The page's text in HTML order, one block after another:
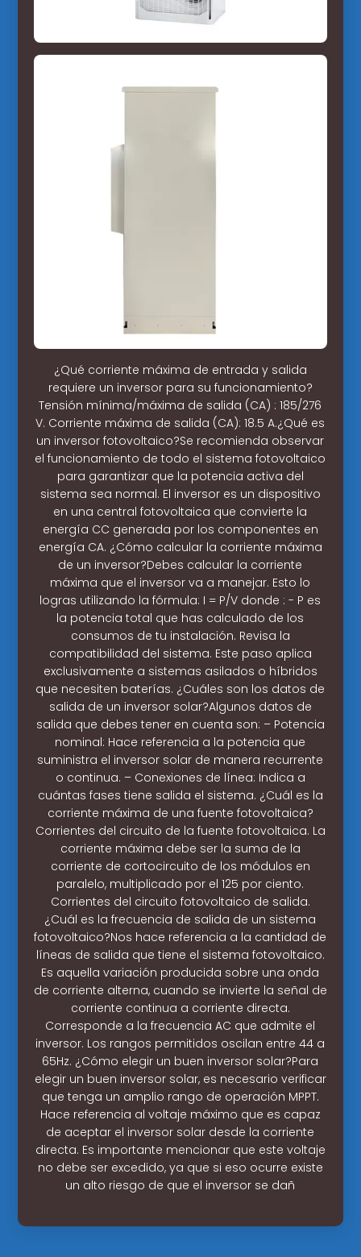
¿Qué corriente máxima de entrada y salida
requiere un inversor para su funcionamiento?
Tensión mínima/máxima de salida (CA) : 185/276
V. Corriente máxima de salida (CA): 18.5 A.¿Qué es
un inversor fotovoltaico?Se recomienda observar
el funcionamiento de todo el sistema fotovoltaico
para garantizar que la potencia activa del
sistema sea normal. El inversor es un dispositivo
en una central fotovoltaica que convierte la
energía CC generada por los componentes en
energía CA. ¿Cómo calcular la corriente máxima
de un inversor?Debes calcular la corriente
máxima que el inversor va a manejar. Esto lo
logras utilizando la fórmula: I = P/V donde : - P es
la potencia total que has calculado de los
consumos de tu instalación. Revisa la
compatibilidad del sistema. Este paso aplica
exclusivamente a sistemas asilados o híbridos
que necesiten baterías. ¿Cuáles son los datos de
salida de un inversor solar?Algunos datos de
salida que debes tener en cuenta son: – Potencia
nominal: Hace referencia a la potencia que
suministra el inversor solar de manera recurrente
o continua. – Conexiones de línea: Indica a
cuántas fases tiene salida el sistema. ¿Cuál es la
corriente máxima de una fuente fotovoltaica?
Corrientes del circuito de la fuente fotovoltaica. La
corriente máxima debe ser la suma de la
corriente de cortocircuito de los módulos en
paralelo, multiplicado por el 125 por ciento.
Corrientes del circuito fotovoltaico de salida.
¿Cuál es la frecuencia de salida de un sistema
fotovoltaico?Nos hace referencia a la cantidad de
líneas de salida que tiene el sistema fotovoltaico.
Es aquella variación producida sobre una onda
de corriente alterna, cuando se invierte la señal de
corriente continua a corriente directa.
Corresponde a la frecuencia AC que admite el
inversor. Los rangos permitidos oscilan entre 44 a
65Hz. ¿Cómo elegir un buen inversor solar?Para
elegir un buen inversor solar, es necesario verificar
que tenga un amplio rango de operación MPPT.
Hace referencia al voltaje máximo que es capaz
de aceptar el inversor solar desde la corriente
directa. Es importante mencionar que este voltaje
no debe ser excedido, ya que si eso ocurre existe
un alto riesgo de que el inversor se dañ